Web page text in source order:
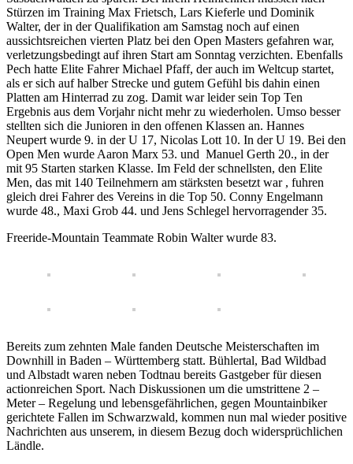
Stürzen im Training Max Frietsch, Lars Kieferle und Dominik
Walter, der in der Qualifikation am Samstag noch auf einen
aussichtsreichen vierten Platz bei den Open Masters gefahren war,
verletzungsbedingt auf ihren Start am Sonntag verzichten. Ebenfalls
Pech hatte Elite Fahrer Michael Pfaff, der auch im Weltcup startet,
als er sich auf halber Strecke und gutem Gefühl bis dahin einen
Platten am Hinterrad zu zog. Damit war leider sein Top Ten
Ergebnis aus dem Vorjahr nicht mehr zu wiederholen. Umso besser
stellten sich die Junioren in den offenen Klassen an. Hannes
Neupert wurde 9. in der U 17, Nicolas Lott 10. In der U 19. Bei den
Open Men wurde Aaron Marx 53. und Manuel Gerth 20., in der
mit 95 Starten starken Klasse. Im Feld der schnellsten, den Elite
Men, das mit 140 Teilnehmern am stärksten besetzt war , fuhren
gleich drei Fahrer des Vereins in die Top 50. Conny Engelmann
wurde 48., Maxi Grob 44. und Jens Schlegel hervorragender 35.
Freeride-Mountain Teammate Robin Walter wurde 83.
Bereits zum zehnten Male fanden Deutsche Meisterschaften im
Downhill in Baden – Württemberg statt. Bühlertal, Bad Wildbad
und Albstadt waren neben Todtnau bereits Gastgeber für diesen
actionreichen Sport. Nach Diskussionen um die umstrittene 2 –
Meter – Regelung und lebensgefährlichen, gegen Mountainbiker
gerichtete Fallen im Schwarzwald, kommen nun mal wieder positive
Nachrichten aus unserem, in diesem Bezug doch widersprüchlichen
Ländle.